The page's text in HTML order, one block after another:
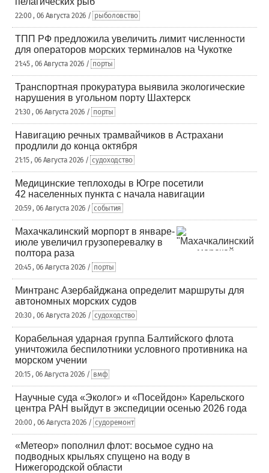
22:00 , 06 Августа 2026 / рыболовство
ТПП РФ предложила увеличить лимит численности
для операторов морских терминалов на Чукотке
21:45 , 06 Августа 2026 / порты
Транспортная прокуратура выявила экологические
нарушения в угольном порту Шахтерск
21:30 , 06 Августа 2026 / порты
Навигацию речных трамвайчиков в Астрахани
продлили до конца октября
21:15 , 06 Августа 2026 / судоходство
Медицинские теплоходы в Югре посетили
42 населенных пункта с начала навигации
20:59 , 06 Августа 2026 / события
Махачкалинский морпорт в январе-
июле увеличил грузоперевалку в
полтора раза
20:45 , 06 Августа 2026 / порты
Минтранс Азербайджана определит маршруты для
автономных морских судов
20:30 , 06 Августа 2026 / судоходство
Корабельная ударная группа Балтийского флота
уничтожила беспилотники условного противника на
морском учении
20:15 , 06 Августа 2026 / вмф
Научные суда «Эколог» и «Посейдон» Карельского
центра РАН выйдут в экспедиции осенью 2026 года
20:00 , 06 Августа 2026 / судоремонт
«Метеор» пополнил флот: восьмое судно на
подводных крыльях спущено на воду в
Нижегородской области